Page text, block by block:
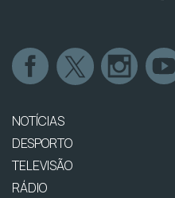
NOTÍCIAS
DESPORTO
TELEVISÃO
RÁDIO